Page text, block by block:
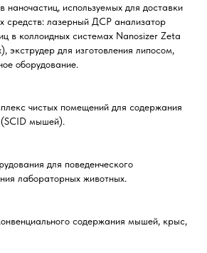
наночастиц, используемых для доставки
средств: лазерный ДСР анализатор
в коллоидных системах Nanosizer Zeta
экструдер для изготовления липосом,
оборудование.
чистых помещений для содержания
(SCID мышей).
для поведенческого
лабораторных животных.
содержания мышей, крыс,